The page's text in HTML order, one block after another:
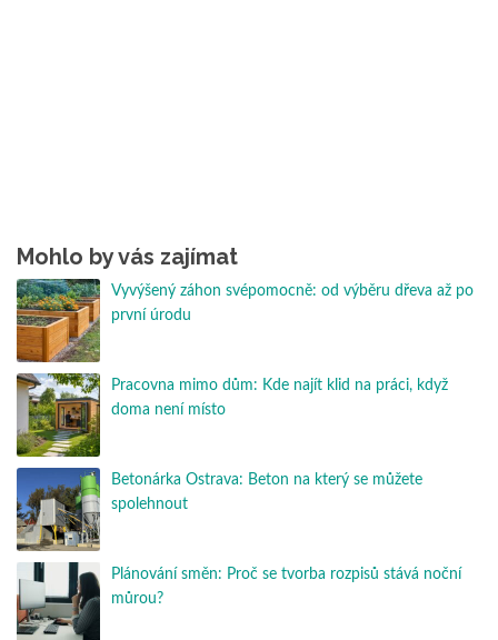
Mohlo by vás zajímat
Vyvýšený záhon svépomocně: od výběru dřeva až po
první úrodu
Pracovna mimo dům: Kde najít klid na práci, když
doma není místo
Betonárka Ostrava: Beton na který se můžete
spolehnout
Plánování směn: Proč se tvorba rozpisů stává noční
můrou?